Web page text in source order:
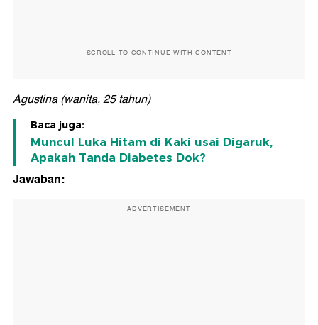
SCROLL TO CONTINUE WITH CONTENT
Agustina (wanita, 25 tahun)
Baca juga:
Muncul Luka Hitam di Kaki usai Digaruk,
Apakah Tanda Diabetes Dok?
Jawaban:
ADVERTISEMENT